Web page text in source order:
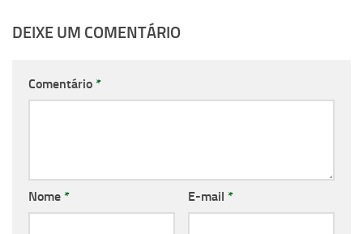
DEIXE UM COMENTÁRIO
Comentário *
Nome * E-mail *